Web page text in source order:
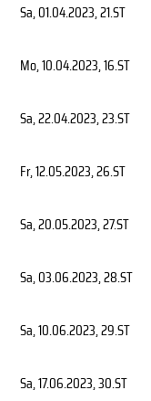
Sa, 01.04.2023, 21.ST
Mo, 10.04.2023, 16.ST
Sa, 22.04.2023, 23.ST
Fr, 12.05.2023, 26.ST
Sa, 20.05.2023, 27.ST
Sa, 03.06.2023, 28.ST
Sa, 10.06.2023, 29.ST
Sa, 17.06.2023, 30.ST